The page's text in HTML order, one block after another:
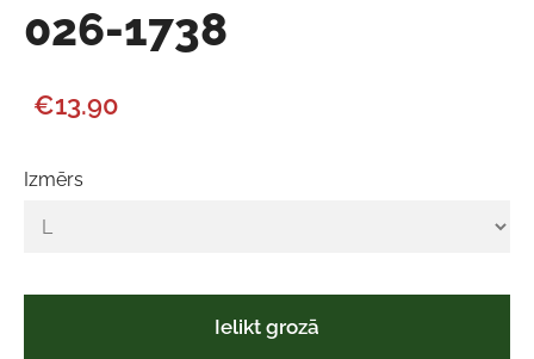
026-1738
€13.90
Izmērs
Ielikt grozā